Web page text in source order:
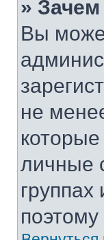
»
Вы
не
личные
группах